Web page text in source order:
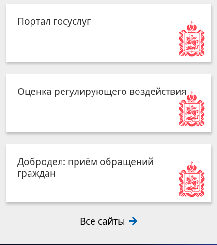
Портал госуслуг
Оценка регулирующего воздействия
Добродел: приём обращений
граждан
Все сайты